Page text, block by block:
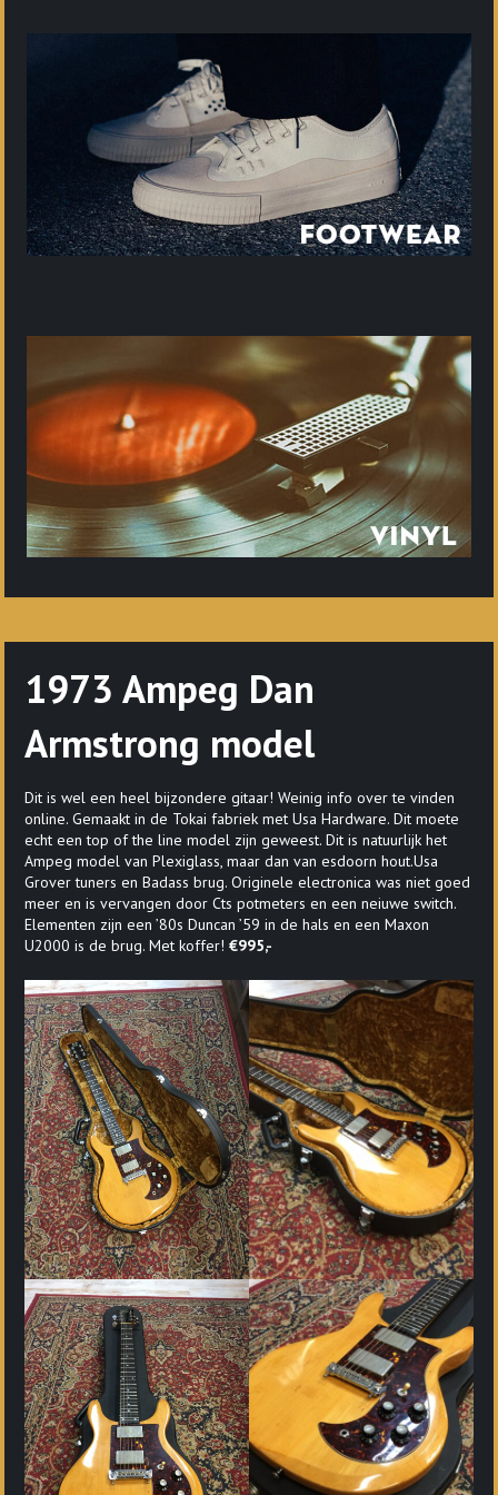
1973 Ampeg Dan
Armstrong model
Dit is wel een heel bijzondere gitaar! Weinig info over te vinden
online. Gemaakt in de Tokai fabriek met Usa Hardware. Dit moete
echt een top of the line model zijn geweest. Dit is natuurlijk het
Ampeg model van Plexiglass, maar dan van esdoorn hout.Usa
Grover tuners en Badass brug. Originele electronica was niet goed
meer en is vervangen door Cts potmeters en een neiuwe switch.
Elementen zijn een ’80s Duncan ’59 in de hals en een Maxon
U2000 is de brug. Met koffer!€995,-